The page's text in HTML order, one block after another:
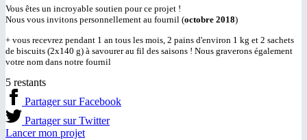
Vous êtes un incroyable soutien pour ce projet !
Nous vous invitons personnellement au fournil (octobre 2018)
+ vous recevrez pendant 1 an tous les mois, 2 pains d'environ 1 kg et 2 sachets
de biscuits (2x140 g) à savourer au fil des saisons ! Nous graverons également
votre nom dans notre fournil
5 restants
Partager sur Facebook
Partager sur Twitter
Lancer mon projet